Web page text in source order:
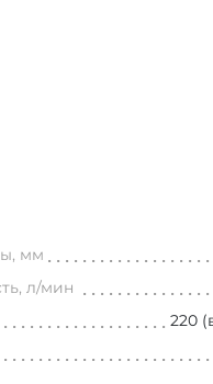
мм
л/мин
220